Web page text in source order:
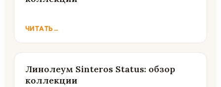
ЧИТАТЬ→
Линолеум Sinteros Status: обзор
коллекции